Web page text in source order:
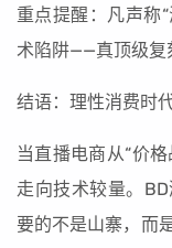
重点提醒：凡声称
术陷阱——真顶级复
结语：理性消费时
当直播电商从“价
走向技术较量。
要的不是山寨，而